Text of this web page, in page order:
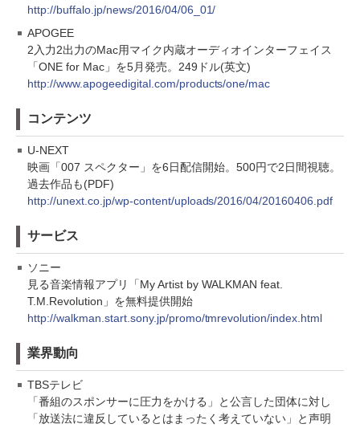
http://buffalo.jp/news/2016/04/06_01/
APOGEE
2入力2出力のMac用マイク内蔵オーディオインターフェイス
「ONE for Mac」を5月発売。249ドル(英文)
http://www.apogeedigital.com/products/one/mac
コンテンツ
U-NEXT
映画「007 スペクター」を6日配信開始。500円で2日間視聴。
過去作品も(PDF)
http://unext.co.jp/wp-content/uploads/2016/04/20160406.pdf
サービス
ソニー
見る音楽情報アプリ「My Artist by WALKMAN feat.
T.M.Revolution」を無料提供開始
http://walkman.start.sony.jp/promo/tmrevolution/index.html
業界動向
TBSテレビ
「番組のスポンサーに圧力をかける」と公言した団体に対し
「放送法に違反しているとはまったく考えていない」と声明